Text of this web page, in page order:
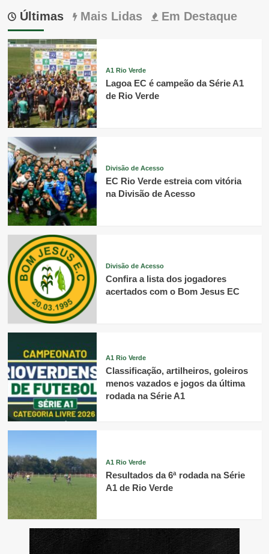
Últimas Mais Lidas Em Destaque
A1 Rio Verde
Lagoa EC é campeão da Série A1
de Rio Verde
Divisão de Acesso
EC Rio Verde estreia com vitória
na Divisão de Acesso
Divisão de Acesso
Confira a lista dos jogadores
acertados com o Bom Jesus EC
A1 Rio Verde
Classificação, artilheiros, goleiros
menos vazados e jogos da última
rodada na Série A1
A1 Rio Verde
Resultados da 6ª rodada na Série
A1 de Rio Verde